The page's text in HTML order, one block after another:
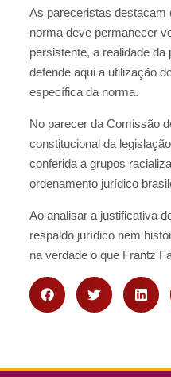
As pareceristas destacam
norma deve permanecer
persistente, a realidade
defende aqui a utilização
específica da norma.
No parecer da Comissão
constitucional da
conferida a grupos
ordenamento jurídico
Ao analisar a justificativa
respaldo jurídico nem
na verdade o que Frantz